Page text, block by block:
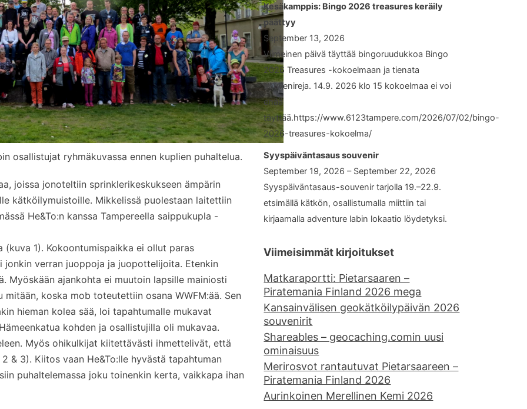
osallistujat ryhmäkuvassa ennen kuplien puhaltelua.
joissa jonoteltiin sprinklerikeskukseen ämpärin
kätköilymuistoille. Mikkelissä puolestaan laitettiin
He&To:n kanssa Tampereella saippukupla -
(kuva 1). Kokoontumispaikka ei ollut paras
jonkin verran juoppoja ja juopottelijoita. Etenkin
Myöskään ajankohta ei muutoin lapsille mainiosti
koska mob toteutettiin osana WWFM:ää. Sen
hieman kolea sää, loi tapahtumalle mukavat
kohden ja osallistujilla oli mukavaa.
Myös ohikulkijat kiitettävästi ihmettelivät, että
& 3). Kiitos vaan He&To:lle hyvästä tapahtuman
puhaltelemassa joku toinenkin kerta, vaikkapa ihan
Kesäkamppis: Bingo 2026 treasures keräily
päättyy
September 13, 2026
Viimeinen päivä täyttää bingoruudukkoa Bingo
2026 Treasures -kokoelmaan ja tienata
souvenireja. 14.9. 2026 klo 15 kokoelmaa ei voi
enää
täyttää.https://www.6123tampere.com/2026/07/02/bingo-
2026-treasures-kokoelma/
Syyspäiväntasaus souvenir
September 19, 2026 – September 22, 2026
Syyspäiväntasaus-souvenir tarjolla 19.–22.9.
etsimällä kätkön, osallistumalla miittiin tai
kirjaamalla adventure labin lokaatio löydetyksi.
Viimeisimmät kirjoitukset
Matkaraportti: Pietarsaaren –
Piratemania Finland 2026 mega
Kansainvälisen geokätköilypäivän 2026
souvenirit
Shareables – geocaching.comin uusi
ominaisuus
Merirosvot rantautuvat Pietarsaareen –
Piratemania Finland 2026
Aurinkoinen Merellinen Kemi 2026